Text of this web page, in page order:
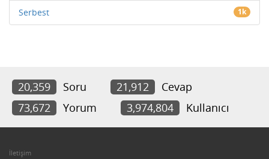
Serbest 1k
20,359 Soru 21,912
Cevap
73,672
Yorum 3,974,804 Kullanıcı
İletişim